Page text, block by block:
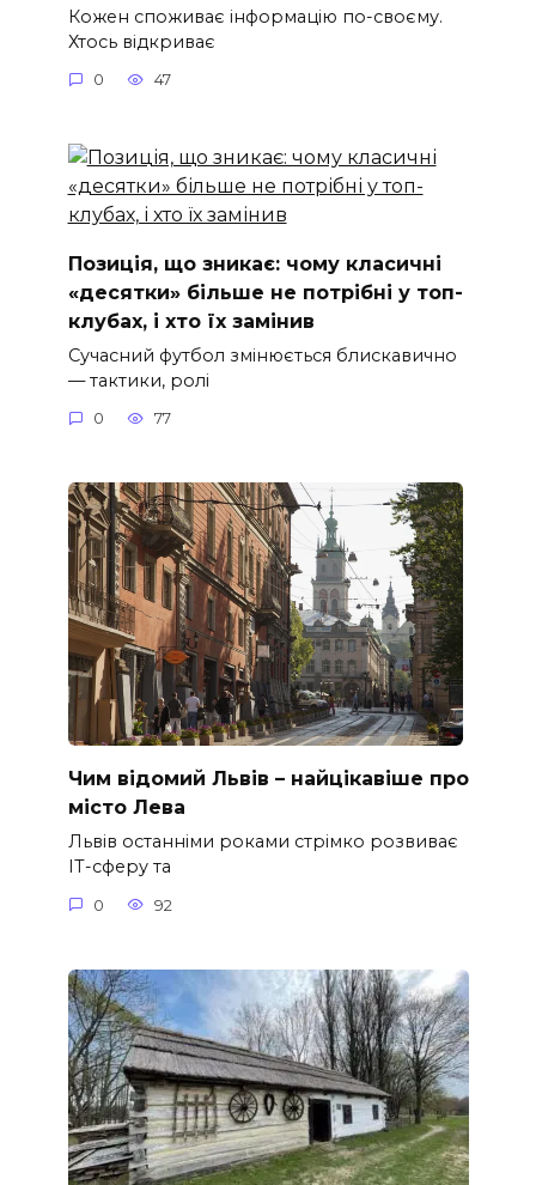
Кожен споживає інформацію по-своєму.
Хтось відкриває
0 47
Позиція, що зникає: чому класичні
«десятки» більше не потрібні у топ-
клубах, і хто їх замінив
Сучасний футбол змінюється блискавично
— тактики, ролі
0 77
Чим відомий Львів – найцікавіше про
місто Лева
Львів останніми роками стрімко розвиває
ІТ-сферу та
0 92